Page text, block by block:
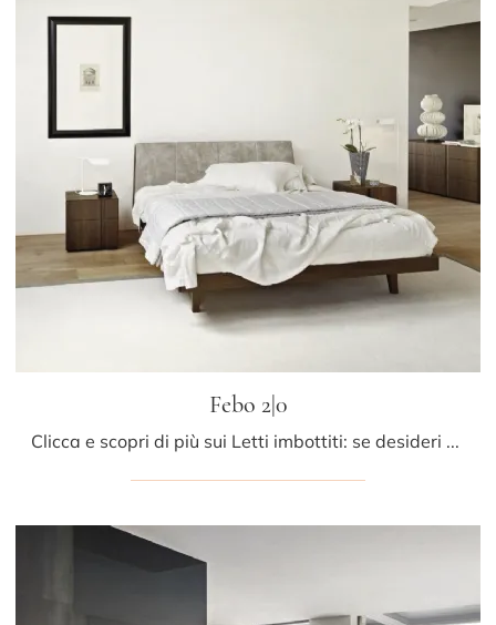
Febo 2|0
Clicca e scopri di più sui Letti imbottiti: se desideri modelli matrimoniali moderni, il modello Febo 2|0 Sangiacomo fa al caso tuo.